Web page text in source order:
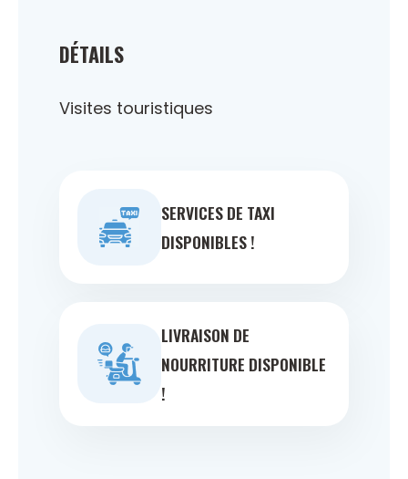
DÉTAILS
Visites touristiques
SERVICES DE TAXI
DISPONIBLES !
LIVRAISON DE
NOURRITURE DISPONIBLE
!